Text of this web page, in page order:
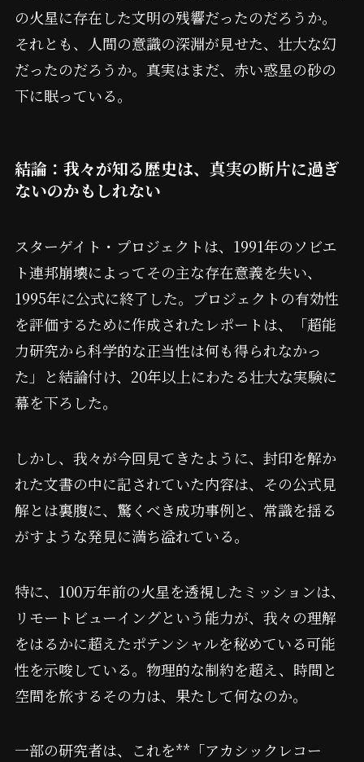
の火星に存在した文明の残響だったのだろうか。
それとも、人間の意識の深淵が見せた、壮大な幻
だったのだろうか。真実はまだ、赤い惑星の砂の
下に眠っている。
結論：我々が知る歴史は、真実の断片に過ぎ
ないのかもしれない
スターゲイト・プロジェクトは、1991年のソビエ
ト連邦崩壊によってその主な存在意義を失い、
1995年に公式に終了した。プロジェクトの有効性
を評価するために作成されたレポートは、「超能
力研究から科学的な正当性は何も得られなかっ
た」と結論付け、20年以上にわたる壮大な実験に
幕を下ろした。
しかし、我々が今回見てきたように、封印を解か
れた文書の中に記されていた内容は、その公式見
解とは裏腹に、驚くべき成功事例と、常識を揺る
がすような発見に満ち溢れている。
特に、100万年前の火星を透視したミッションは、
リモートビューイングという能力が、我々の理解
をはるかに超えたポテンシャルを秘めている可能
性を示唆している。物理的な制約を超え、時間と
空間を旅するその力は、果たして何なのか。
一部の研究者は、これを**「アカシックレコー